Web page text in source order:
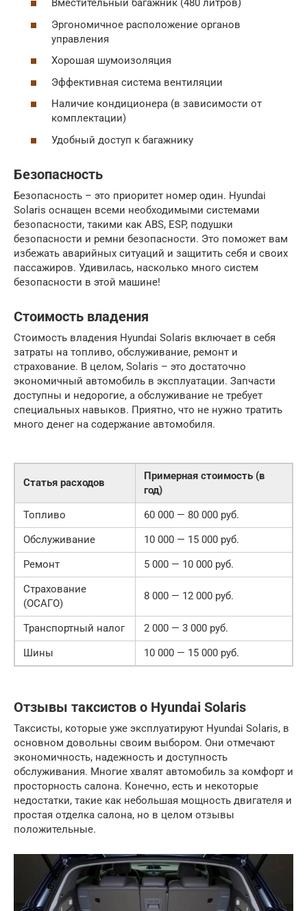
Вместительный багажник (480 литров)
Эргономичное расположение органов
управления
Хорошая шумоизоляция
Эффективная система вентиляции
Наличие кондиционера (в зависимости от
комплектации)
Удобный доступ к багажнику
Безопасность
Безопасность – это приоритет номер один. Hyundai
Solaris оснащен всеми необходимыми системами
безопасности, такими как ABS, ESP, подушки
безопасности и ремни безопасности. Это поможет вам
избежать аварийных ситуаций и защитить себя и своих
пассажиров. Удивилась, насколько много систем
безопасности в этой машине!
Стоимость владения
Стоимость владения Hyundai Solaris включает в себя
затраты на топливо, обслуживание, ремонт и
страхование. В целом, Solaris – это достаточно
экономичный автомобиль в эксплуатации. Запчасти
доступны и недорогие, а обслуживание не требует
специальных навыков. Приятно, что не нужно тратить
много денег на содержание автомобиля.
Статья расходов
Примерная стоимость (в
год)
Топливо
60 000 — 80 000 руб.
Обслуживание
10 000 — 15 000 руб.
Ремонт
5 000 — 10 000 руб.
Страхование
(ОСАГО)
8 000 — 12 000 руб.
Транспортный налог
2 000 — 3 000 руб.
Шины
10 000 — 15 000 руб.
Отзывы таксистов о Hyundai Solaris
Таксисты, которые уже эксплуатируют Hyundai Solaris, в
основном довольны своим выбором. Они отмечают
экономичность, надежность и доступность
обслуживания. Многие хвалят автомобиль за комфорт и
просторность салона. Конечно, есть и некоторые
недостатки, такие как небольшая мощность двигателя и
простая отделка салона, но в целом отзывы
положительные.